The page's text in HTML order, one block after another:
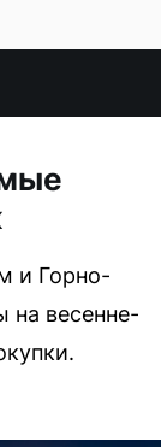
и Горно-
на весенне-